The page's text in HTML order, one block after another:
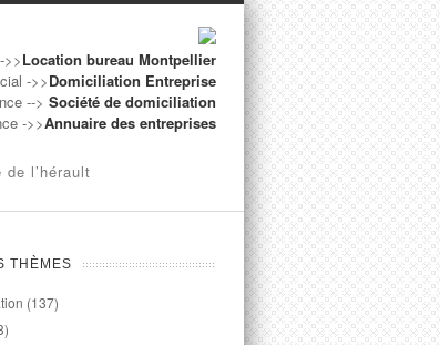
Location bureau Montpellier
->>Domiciliation Entreprise
--> Société de domiciliation
->>Annuaire des entreprises
l’hérault
THÈMES
(137)